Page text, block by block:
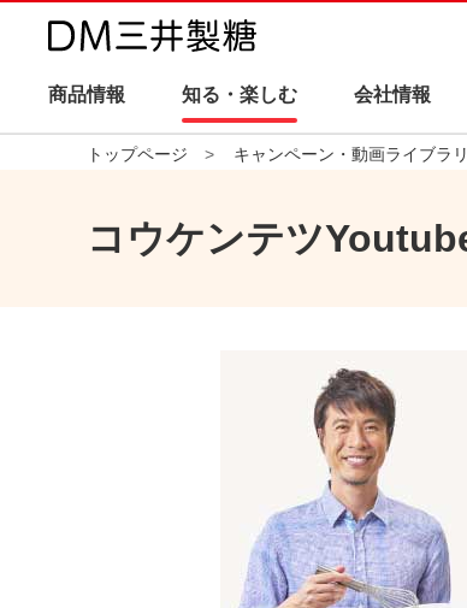
商品情報 知る・楽しむ 会社情報
トップページ キャンペーン・動画ライブラ
コウケンテツ